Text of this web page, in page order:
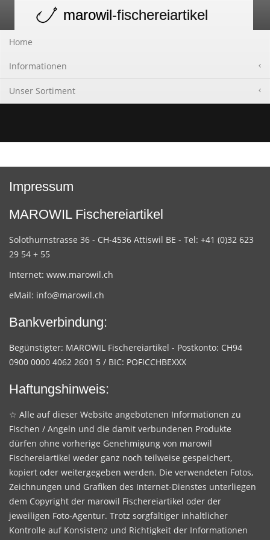
navigation
marowil-fischereiartikel
Home
Informationen
Unser Sortiment
Impressum
MAROWIL Fischereiartikel
Solothurnstrasse 36 - CH-4536 Attiswil BE - Tel: +41 (0)32 623
29 54 + 55
Internet: www.marowil.ch
eMail: info@marowil.ch
Bankverbindung:
Begünstigter: MAROWIL Fischereiartikel - Postkonto: CH94
0900 0000 4062 2601 5 / BIC: POFICCHBEXXX
Haftungshinweis:
☆ Alle auf dieser Website angebotenen Informationen zu
Fischen / Angeln und die damit verbundenen Produkte
dürfen ohne vorherige Genehmigung von marowil
Fischereiartikel weder ganz noch teilweise gespeichert,
kopiert oder weitergegeben werden. Die verwendeten Fotos,
Zeichnungen und Grafiken des Internet-Dienstes unterliegen
dem Copyright der marowil Fischereiartikel oder der
jeweiligen Foto-Agentur. Trotz sorgfältiger inhaltlicher
Kontrolle auf Konsistenz und Richtigkeit der Informationen